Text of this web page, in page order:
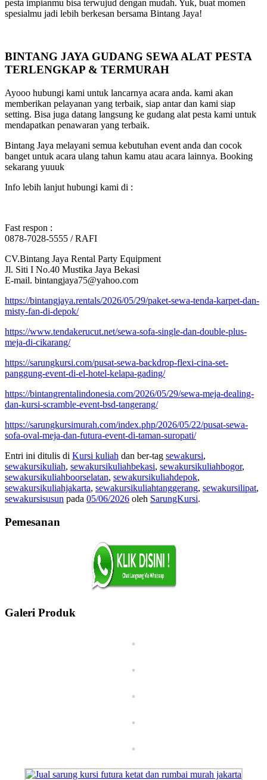
pesta impianmu bisa terwujud dengan mudah. Yuk, buat momen
spesialmu jadi lebih berkesan bersama Bintang Jaya!
BINTANG JAYA GUDANG SEWA ALAT PESTA
TERLENGKAP & TERMURAH
Ayooo hubungi kami untuk lancarnya acara anda. kami akan
memberikan pelayanan yang terbaik, siap antar dan kami siap
setting. Bisa juga datang langsung ke gudang alat pesta kami untuk
mendapatkan penawaran yang terbaik.
Bintang Jaya melayani semua kebutuhan event anda dan cocok
banget untuk acara ulang tahun kamu atau acara lainnya. Booking
sekarang yuuuk
Info lebih lanjut hubungi kami di :
Fast respon :
0878-7028-5555 / RAFI
CV.Bintang Jaya Rental Party Equipment
Jl. Siti I No.40 Mustika Jaya Bekasi
E-mail. bintangjaya75@yahoo.com
https://bintangjaya.rentals/2026/05/29/paket-sewa-tenda-karpet-dan-
misty-fan-di-depok/
https://www.tendakerucut.net/sewa-sofa-single-dan-double-plus-
meja-di-cikarang/
https://sarungkursi.com/pusat-sewa-backdrop-flexi-cina-set-
panggung-event-di-el-hotel-kelapa-gading/
https://bintangrentalindonesia.com/2026/05/29/sewa-meja-dealing-
dan-kursi-scramble-event-bsd-tangerang/
https://sarungkursimurah.com/index.php/2026/05/22/pusat-sewa-
sofa-oval-meja-dan-futura-event-di-taman-suropati/
Entri ini ditulis di Kursi kuliah dan ber-tag sewakursi,
sewakursikuliah, sewakursikuliahbekasi, sewakursikuliahbogor,
sewakursikuliahboorselatan, sewakursikuliahdepok,
sewakursikuliahjakarta, sewakursikuliahtanggerang, sewakursilipat,
sewakursisusun pada 05/06/2026 oleh SarungKursi.
Pemesanan
Galeri Produk